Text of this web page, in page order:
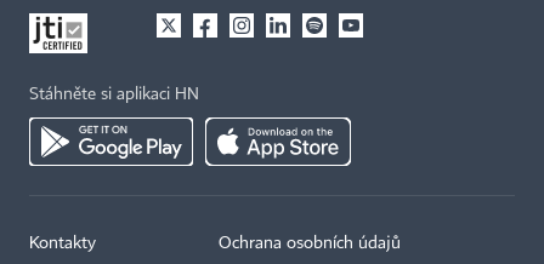
Stáhněte si aplikaci HN
Kontakty Ochrana osobních údajů